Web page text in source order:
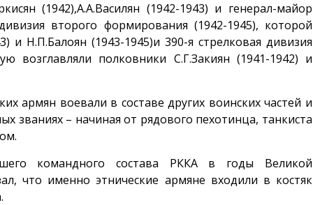
(1942),А.А.Василян (1942-1943) и генерал-майор
второго формирования (1942-1945), которой
и Н.П.Балоян (1943-1945)и 390-я стрелковая дивизия
возглавляли полковники С.Г.Закиян (1941-1942) и
армян воевали в составе других воинских частей и
званиях – начиная от рядового пехотинца, танкиста
командного состава РККА в годы Великой
что именно этнические армяне входили в костяк